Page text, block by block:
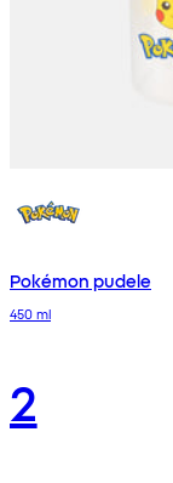
Pokémon pudele
450 ml
2